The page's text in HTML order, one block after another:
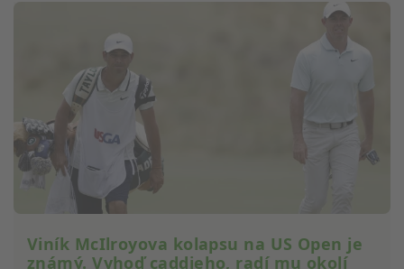
Viník McIlroyova kolapsu na US Open je
známý. Vyhoď caddieho, radí mu okolí